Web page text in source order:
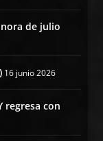
de julio
16 junio 2026
regresa con